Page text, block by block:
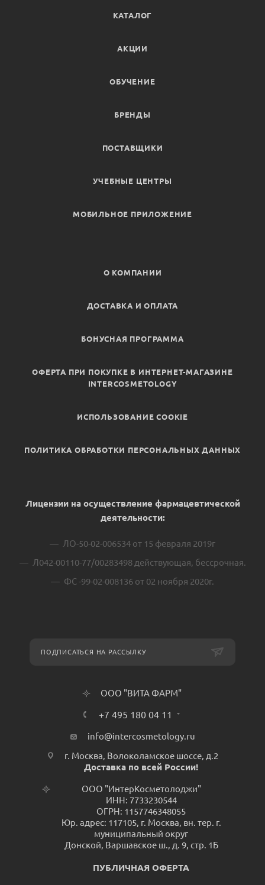
КАТАЛОГ
АКЦИИ
ОБУЧЕНИЕ
БРЕНДЫ
ПОСТАВЩИКИ
УЧЕБНЫЕ ЦЕНТРЫ
МОБИЛЬНОЕ ПРИЛОЖЕНИЕ
О КОМПАНИИ
ДОСТАВКА И ОПЛАТА
БОНУСНАЯ ПРОГРАММА
ОФЕРТА ПРИ ПОКУПКЕ В ИНТЕРНЕТ-МАГАЗИНЕ
INTERCOSMETOLOGY
ИСПОЛЬЗОВАНИЕ COOKIE
ПОЛИТИКА ОБРАБОТКИ ПЕРСОНАЛЬНЫХ ДАННЫХ
Лицензии на осуществление фармацевтической
деятельности:
ЛО-50-02-006534 от 15 февраля 2019г
Л042-00110-77/00283498 действующая, бессрочная.
ФС -99-02-008136 от 02 ноября 2020г.
ПОДПИСАТЬСЯ НА РАССЫЛКУ
ООО "ВИТА ФАРМ"
+7 495 180 04 11
info@intercosmetology.ru
г. Москва, Волоколамское шоссе, д.2
Доставка по всей России!
ООО "ИнтерКосметолоджи"
ИНН: 7733230544
ОГРН: 1157746348055
Юр. адрес: 117105, г. Москва, вн. тер. г.
муниципальный округ
Донской, Варшавское ш., д. 9, стр. 1Б
ПУБЛИЧНАЯ ОФЕРТА